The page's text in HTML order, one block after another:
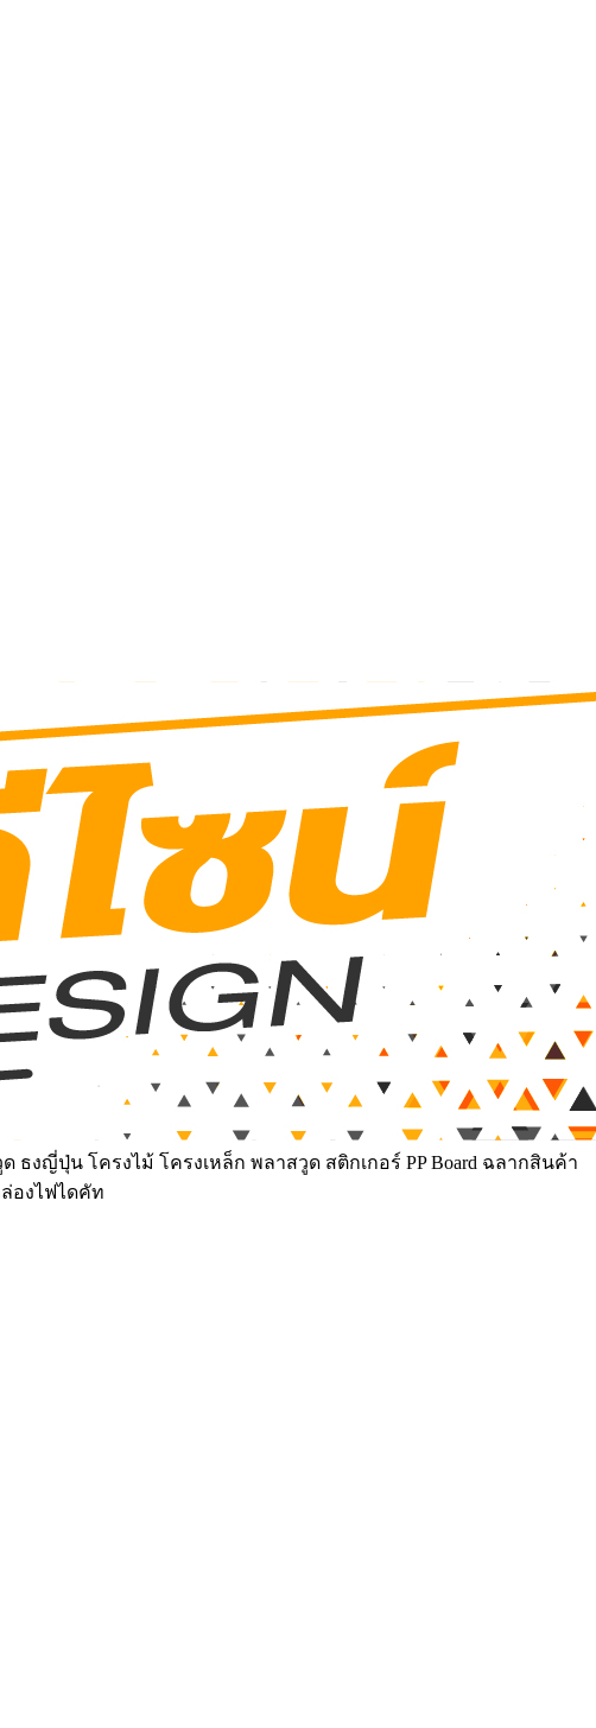
งญี่ปุ่น โครงไม้ โครงเหล็ก พลาสวูด สติกเกอร์ PP Board ฉลากสินค้า
องไฟไดคัท